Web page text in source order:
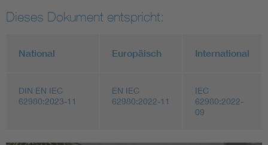
Dieses Dokument entspricht:
National Europäisch International
DIN EN IEC
62980:2023-11
EN IEC
62980:2022-11
IEC
62980:2022-
09